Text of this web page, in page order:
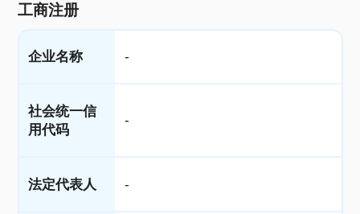
工商注册
企业名称 -
社会统一信
用代码
-
法定代表人 -